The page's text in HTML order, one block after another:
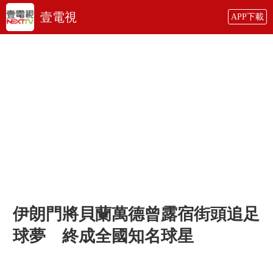
壹電視 APP下載
伊朗門將貝蘭萬德曾露宿街頭追足
球夢 終成全國知名球星